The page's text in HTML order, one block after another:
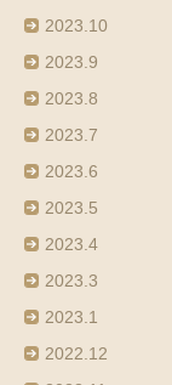
2023.10
2023.9
2023.8
2023.7
2023.6
2023.5
2023.4
2023.3
2023.1
2022.12